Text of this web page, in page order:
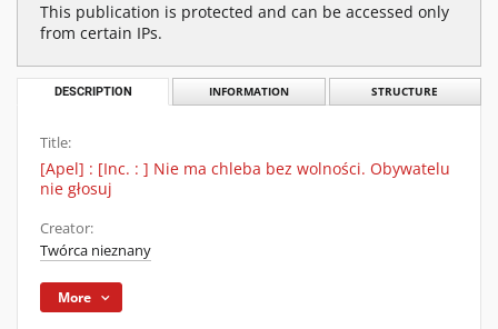
This publication is protected and can be accessed only
from certain IPs.
DESCRIPTION INFORMATION STRUCTURE
Title:
[Apel] : [Inc. : ] Nie ma chleba bez wolności. Obywatelu
nie głosuj
Creator:
Twórca nieznany
More